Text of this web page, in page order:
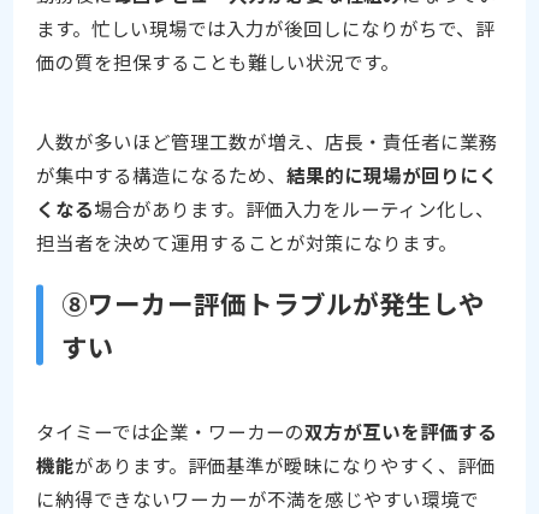
ます。忙しい現場では入力が後回しになりがちで、評
価の質を担保することも難しい状況です。
人数が多いほど管理工数が増え、店長・責任者に業務
が集中する構造になるため、結果的に現場が回りにく
くなる場合があります。評価入力をルーティン化し、
担当者を決めて運用することが対策になります。
⑧ワーカー評価トラブルが発生しや
すい
タイミーでは企業・ワーカーの双方が互いを評価する
機能があります。評価基準が曖昧になりやすく、評価
に納得できないワーカーが不満を感じやすい環境で